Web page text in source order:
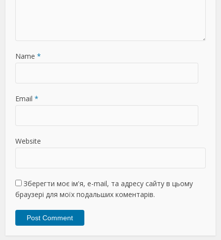
Name *
Email *
Website
Зберегти моє ім'я, e-mail, та адресу сайту в цьому
браузері для моїх подальших коментарів.